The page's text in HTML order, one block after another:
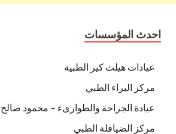
احدث المؤسسات
عيادات هيلث كير الطبية
مركز البراء الطبي
عيادة الجراحة والطوارىء – محمود
مركز الضيافلة الطبي